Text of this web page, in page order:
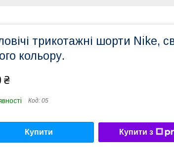
трикотажні шорти Nike,
кольору.
₴
Код: 05
Купити Купити з